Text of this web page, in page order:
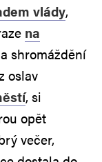
vlády,
na
shromáždění
oslav
, si
opět
večer,